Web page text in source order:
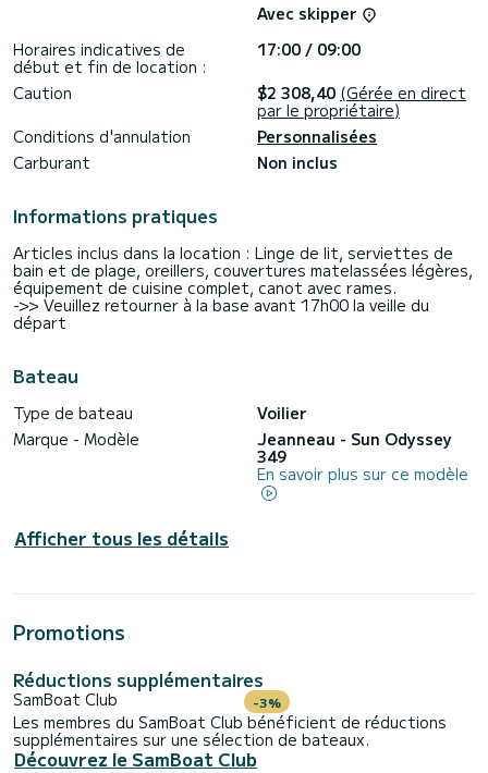
N'hésitez pas à nous contacter pour toute demande devis,
vous serez accompagné par un expert SamBoat dans votre
projet de vacances.
Avec skipper
Horaires indicatives de
début et fin de location :
17:00 / 09:00
Caution
$2 308,40 (Gérée en direct
par le propriétaire)
Conditions d'annulation
Personnalisées
Carburant
Non inclus
Informations pratiques
Articles inclus dans la location : Linge de lit, serviettes de
bain et de plage, oreillers, couvertures matelassées légères,
équipement de cuisine complet, canot avec rames.
->> Veuillez retourner à la base avant 17h00 la veille du
départ
Bateau
Type de bateau
Voilier
Marque - Modèle
Jeanneau - Sun Odyssey
349
En savoir plus sur ce modèle
Afficher tous les détails
Promotions
Réductions supplémentaires
SamBoat Club -3%
Les membres du SamBoat Club bénéficient de réductions
supplémentaires sur une sélection de bateaux.
Découvrez le SamBoat Club